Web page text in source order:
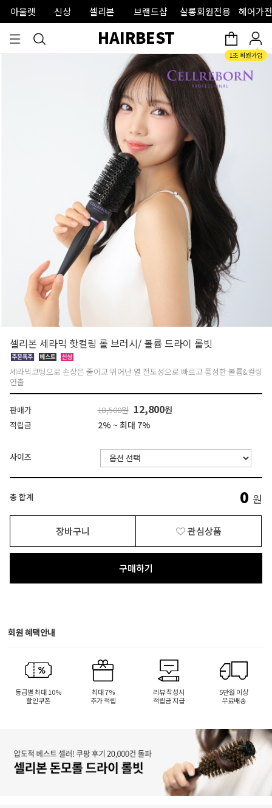
아울렛 신상 셀리본 브랜드샵 살롱회원전용 헤어가
HAIRBEST
셀리본 세라믹 핫컬링 롤 브러시/ 볼륨 드라이 롤빗
세라믹코팅으로 손상은 줄이고 뛰어난 열 전도성으로 빠르고 풍성한 볼륨&컬링
연출
판매가 18,500원 12,800원
적립금 2% ~ 최대 7%
사이즈
총 합계 0 원
장바구니 관심상품
구매하기
회원 혜택안내
등급별 최대 10%
할인쿠폰
최대 7%
추가 적립
리뷰 작성시
적립금 지급
5만원 이상
무료배송